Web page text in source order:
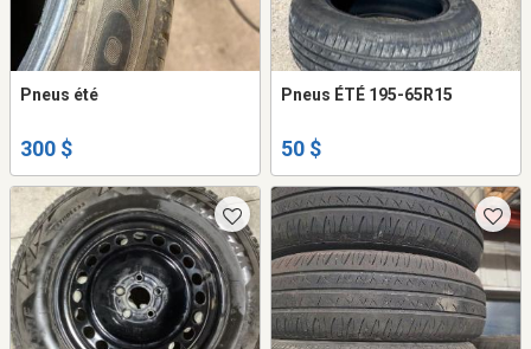
Pneus été
300 $
Pneus ÉTÉ 195-65R15
50 $